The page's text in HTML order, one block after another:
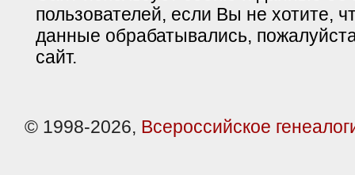
пользователей, если Вы не хотите,
данные обрабатывались,
сайт.
© 1998-2026, Всероссийское